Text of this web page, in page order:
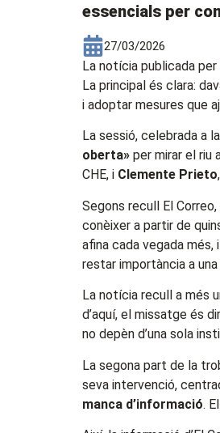
essencials per
27/03/2026
La notícia publicada per
La principal és clara:
i adoptar mesures que
La sessió, celebrada a
oberta» per mirar el riu
CHE, i Clemente Prieto
Segons recull El
conèixer a partir de
afina cada vegada
restar importància a
La notícia recull a més
d’aquí, el missatge és
no depèn d’una sola
La segona part de la
seva intervenció,
manca d’informació.